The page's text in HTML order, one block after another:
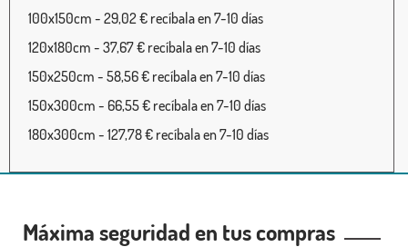
100x150cm - 29,02 € recíbala en 7-10 días
120x180cm - 37,67 € recíbala en 7-10 días
150x250cm - 58,56 € recíbala en 7-10 días
150x300cm - 66,55 € recíbala en 7-10 días
180x300cm - 127,78 € recíbala en 7-10 días
Máxima seguridad en tus compras